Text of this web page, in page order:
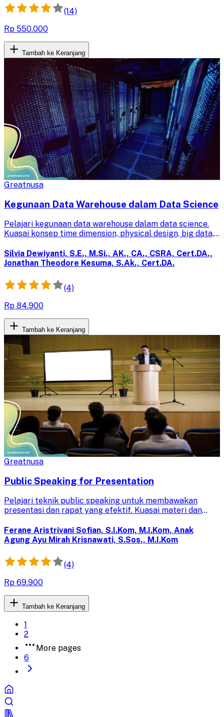
(14)
Rp 550.000
Tambah ke Keranjang
Greatnusa
Kegunaan Data Warehouse dalam Data Science
Pelajari kegunaan data warehouse dalam data science.
Kuasai konsep time dimension, physical design, big data,
warehouse efisien.
Silvia Dewiyanti, S.E., M.Si., AK., CA., CSRA, Cert.DA.,
Jonathan Theodore Kesuma, S.Ak., Cert.DA.
(4)
Rp 84.900
Tambah ke Keranjang
Greatnusa
Public Speaking for Presentation
Pelajari teknik public speaking untuk membawakan
presentasi dan rapat yang efektif. Kuasai materi dan
lebih terkesan.
Ferane Aristrivani Sofian, S.I.Kom, M.I.Kom, Anak
Agung Ayu Mirah Krisnawati, S.Sos., M.I.Kom
(4)
Rp 69.900
Tambah ke Keranjang
1
2
More pages
6